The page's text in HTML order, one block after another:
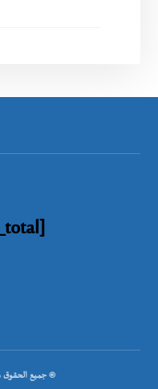
[rano_page_total]
© جميع الحقوق